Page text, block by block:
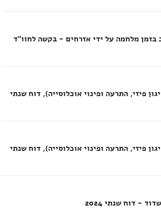
בזמן מלחמה על ידי אזרחים - בקשה לחוו"ד
פיזי, התרעה ופינוי אוכלוסייה), דוח שנתי
פיזי, התרעה ופינוי אוכלוסייה), דוח שנתי
- דוח שנתי 2024